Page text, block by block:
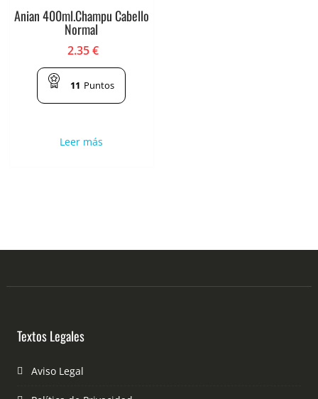
Anian 400ml.Champu Cabello
Normal
2.35€
11 Puntos
Leer más
Textos Legales
Aviso Legal